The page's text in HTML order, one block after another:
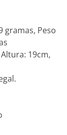
gramas, Peso
19cm,